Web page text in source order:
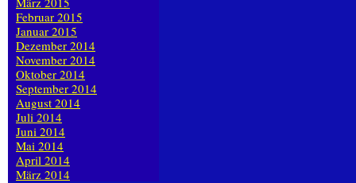
Februar 2015
Januar 2015
Dezember 2014
November 2014
Oktober 2014
September 2014
August 2014
Juli 2014
Juni 2014
Mai 2014
April 2014
März 2014